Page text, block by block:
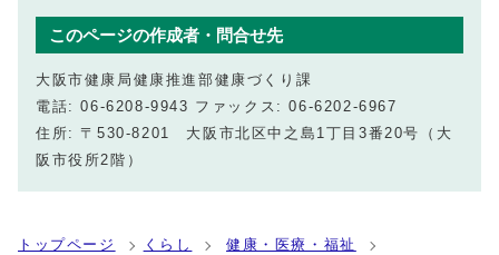
このページの作成者・問合せ先
大阪市健康局健康推進部健康づくり課
電話: 06-6208-9943 ファックス: 06-6202-6967
住所: 〒530-8201 大阪市北区中之島1丁目3番20号（大
阪市役所2階）
トップページ くらし
健康・医療・福祉